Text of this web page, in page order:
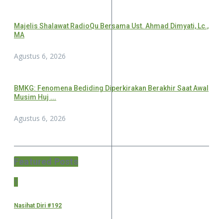
Majelis Shalawat RadioQu Bersama Ust. Ahmad Dimyati, Lc.,
MA
Agustus 6, 2026
BMKG: Fenomena Bediding Diperkirakan Berakhir Saat Awal
Musim Huj ...
Agustus 6, 2026
Featured Posts
1
Nasihat Diri #192